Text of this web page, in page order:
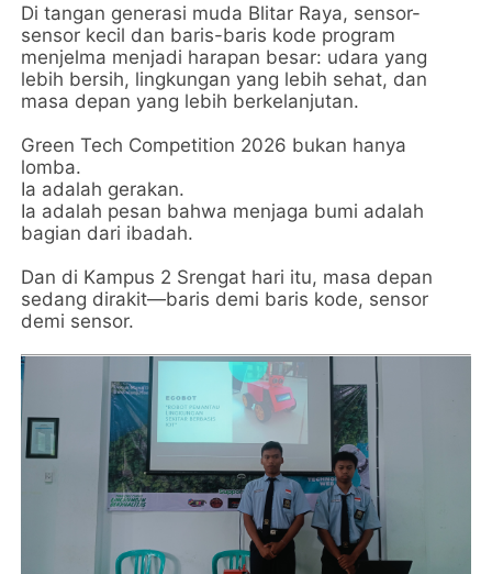
Di tangan generasi muda Blitar Raya, sensor-
sensor kecil dan baris-baris kode program
menjelma menjadi harapan besar: udara yang
lebih bersih, lingkungan yang lebih sehat, dan
masa depan yang lebih berkelanjutan.
Green Tech Competition 2026 bukan hanya
lomba.
Ia adalah gerakan.
Ia adalah pesan bahwa menjaga bumi adalah
bagian dari ibadah.
Dan di Kampus 2 Srengat hari itu, masa depan
sedang dirakit—baris demi baris kode, sensor
demi sensor.